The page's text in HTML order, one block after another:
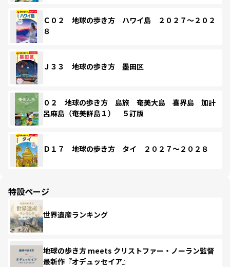
Ｃ０２ 地球の歩き方 ハワイ島 ２０２７～２０２
８
Ｊ３３ 地球の歩き方 墨田区
０２ 地球の歩き方 島旅 奄美大島 喜界島 加計
呂麻島（奄美群島１） ５訂版
Ｄ１７ 地球の歩き方 タイ ２０２７～２０２８
特設ページ
世界遺産ランキング
地球の歩き方 meets クリストファー・ノーラン監督
最新作『オデュッセイア』